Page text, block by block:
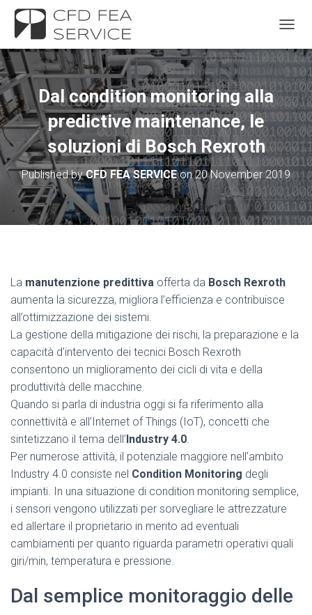
Dal condition monitoring alla
predictive maintenance, le
soluzioni di Bosch Rexroth
Published byCFD FEA SERVICEon20 November 2019
La manutenzione predittiva offerta da Bosch Rexroth
aumenta la sicurezza, migliora l’efficienza e contribuisce
all’ottimizzazione dei sistemi.
La gestione della mitigazione dei rischi, la preparazione e la
capacità d’intervento dei tecnici Bosch Rexroth
consentono un miglioramento dei cicli di vita e della
produttività delle macchine.
Quando si parla di industria oggi si fa riferimento alla
connettività e all’Internet of Things (IoT), concetti che
sintetizzano il tema dell’Industry 4.0.
Per numerose attività, il potenziale maggiore nell’ambito
Industry 4.0 consiste nel Condition Monitoring degli
impianti. In una situazione di condition monitoring semplice,
i sensori vengono utilizzati per sorvegliare le attrezzature
ed allertare il proprietario in merito ad eventuali
cambiamenti per quanto riguarda parametri operativi quali
giri/min, temperatura e pressione.
Dal semplice monitoraggio delle